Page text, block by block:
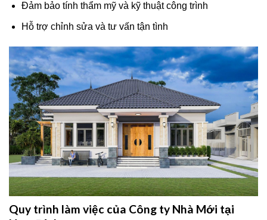
Đảm bảo tính thẩm mỹ và kỹ thuật công trình
Hỗ trợ chỉnh sửa và tư vấn tận tình
Quy trình làm việc của Công ty Nhà Mới tại